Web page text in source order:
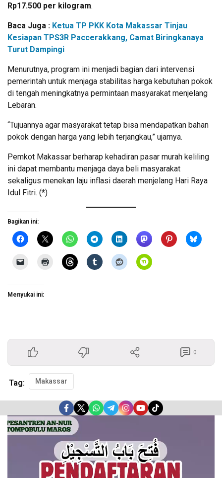
Rp17.500 per kilogram.
Baca Juga : Ketua TP PKK Kota Makassar Tinjau
Kesiapan TPS3R Paccerakkang, Camat Biringkanaya
Turut Dampingi
Menurutnya, program ini menjadi bagian dari intervensi
pemerintah untuk menjaga stabilitas harga kebutuhan pokok
di tengah meningkatnya permintaan masyarakat menjelang
Lebaran.
“Tujuannya agar masyarakat tetap bisa mendapatkan bahan
pokok dengan harga yang lebih terjangkau,” ujarnya.
Pemkot Makassar berharap kehadiran pasar murah keliling
ini dapat membantu menjaga daya beli masyarakat
sekaligus menekan laju inflasi daerah menjelang Hari Raya
Idul Fitri. (*)
Bagikan ini:
Menyukai ini:
0
Tag: Makassar
Pemutar
Video